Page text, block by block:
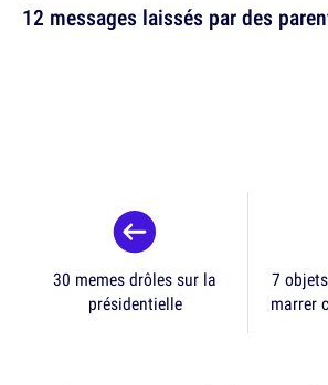
12 messages laissés par des
30 memes drôles sur la
présidentielle
7
marrer